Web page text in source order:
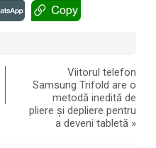
Viitorul telefon
Samsung Trifold are o
metodă inedită de
pliere și depliere pentru
a deveni tabletă »